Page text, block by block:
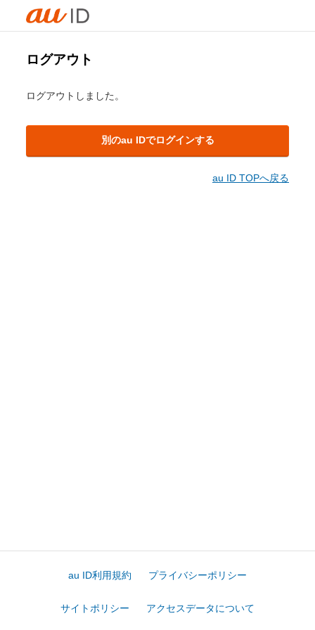
ログアウト
ログアウトしました。
別のau IDでログインする
au ID TOPへ戻る
au ID利用規約 プライバシーポリシー
サイトポリシー アクセスデータについて